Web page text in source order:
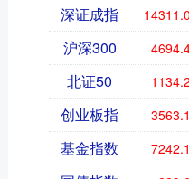
深证成指
沪深300
北证50
创业板指
基金指数